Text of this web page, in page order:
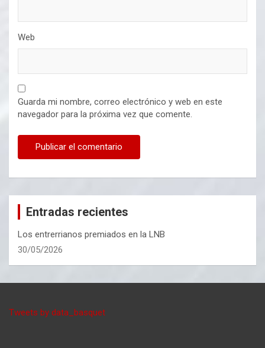
Web
Guarda mi nombre, correo electrónico y web en este
navegador para la próxima vez que comente.
Entradas recientes
Los entrerrianos premiados en la LNB
30/05/2026
Tweets by data_basquet